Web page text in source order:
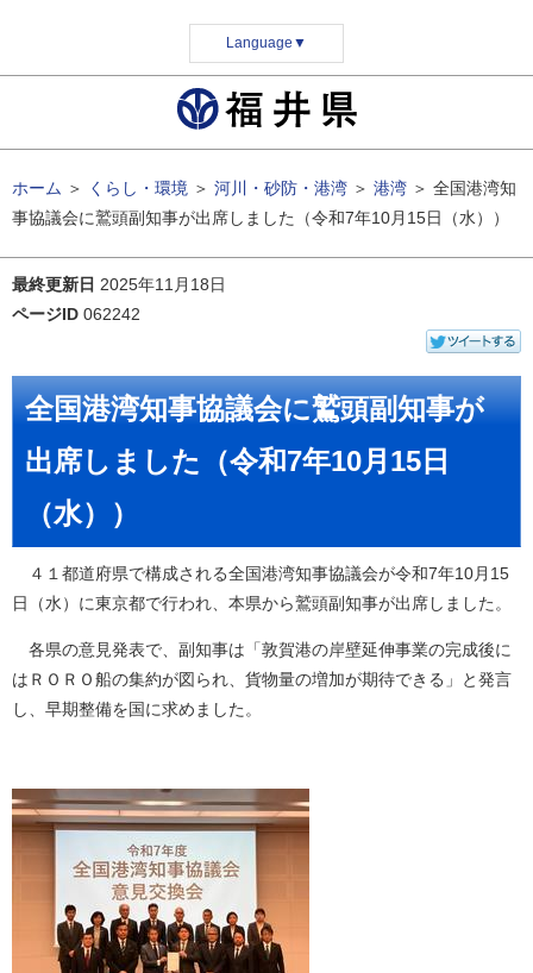
Language ▼
ホーム ＞ くらし・環境 ＞ 河川・砂防・港湾 ＞ 港湾 ＞ 全国港湾知
事協議会に鷲頭副知事が出席しました（令和7年10月15日（水））
最終更新日 2025年11月18日
ページID 062242
全国港湾知事協議会に鷲頭副知事が
出席しました（令和7年10月15日
（水））
４１都道府県で構成される全国港湾知事協議会が令和7年10月15
日（水）に東京都で行われ、本県から鷲頭副知事が出席しました。
各県の意見発表で、副知事は「敦賀港の岸壁延伸事業の完成後に
はＲＯＲＯ船の集約が図られ、貨物量の増加が期待できる」と発言
し、早期整備を国に求めました。